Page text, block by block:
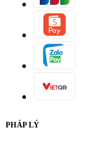
PHÁP LÝ